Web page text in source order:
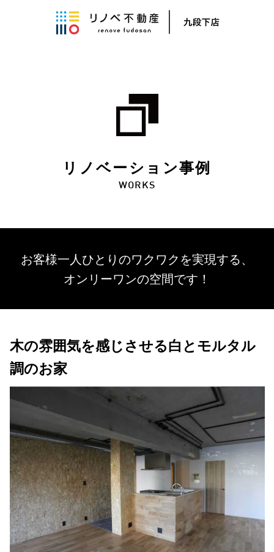
リノベーション事例
WORKS
お客様一人ひとりのワクワクを実現する、
オンリーワンの空間です！
木の雰囲気を感じさせる白とモルタル
調のお家